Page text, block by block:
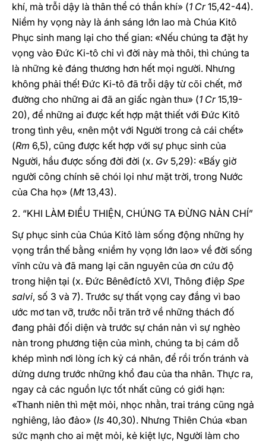
khí, mà trỗi dậy là thân thể có thần khí» (1 Cr15,42-44).
Niềm hy vọng này là ánh sáng lớn lao mà Chúa Kitô
Phục sinh mang lại cho thế gian: «Nếu chúng ta đặt hy
vọng vào Đức Ki-tô chỉ vì đời này mà thôi, thì chúng ta
là những kẻ đáng thương hơn hết mọi người. Nhưng
không phải thế! Đức Ki-tô đã trỗi dậy từ cõi chết, mở
đường cho những ai đã an giấc ngàn thu» (1 Cr15,19-
20), để những ai được kết hợp mật thiết với Đức Kitô
trong tình yêu, «nên một với Người trong cả cái chết»
(Rm 6,5), cũng được kết hợp với sự phục sinh của
Người, hầu được sống đời đời (x. Gv 5,29): «Bấy giờ
người công chính sẽ chói lọi như mặt trời, trong Nước
của Cha họ» (Mt13,43).
2. “KHI LÀM ĐIỀU THIỆN, CHÚNG TA ĐỪNG NẢN CHÍ”
Sự phục sinh của Chúa Kitô làm sống động những hy
vọng trần thế bằng «niềm hy vọng lớn lao» về đời sống
vĩnh cửu và đã mang lại căn nguyên của ơn cứu độ
trong hiện tại (x. Đức Bênêđíctô XVI, Thông điệp Spe
salvi, số 3 và 7). Trước sự thất vọng cay đắng vì bao
ước mơ tan vỡ, trước nỗi trăn trở về những thách đố
đang phải đối diện và trước sự chán nản vì sự nghèo
nàn trong phương tiện của mình, chúng ta bị cám dỗ
khép mình nơi lòng ích kỷ cá nhân, để rồi trốn tránh và
dửng dưng trước những khổ đau của tha nhân. Thực ra,
ngay cả các nguồn lực tốt nhất cũng có giới hạn:
«Thanh niên thì mệt mỏi, nhọc nhằn, trai tráng cũng ngả
nghiêng, lảo đảo» (Is 40,30). Nhưng Thiên Chúa «ban
sức mạnh cho ai mệt mỏi, kẻ kiệt lực, Người làm cho